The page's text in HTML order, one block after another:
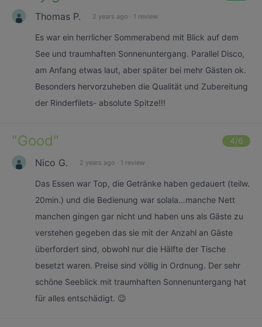
Thomas P. 2 years ago · 1 review
Es war ein herrlicher Sommerabend mit Blick auf dem
See und traumhaften Sonnenuntergang. Parallel Disco,
am Anfang etwas laut, aber später bei mehr Gästen ok.
Besonders hervorzuheben die Qualität und Zubereitung
der Rinderfilets- absolute Spitze!!!
"Good" 4/6
Nico G. 2 years ago · 1 review
Das Essen war Top, die Getränke haben gedauert (teilw.
20min.) und die Bedienung war solala…manche Nett
manchen gingen gar nicht und haben uns als Gäste zu
verstehen gegeben das sie mit der Anzahl an Gäste
überfordert sind, obwohl nur die Hälfte der Tische
besetzt waren. Preise sind völlig in Ordnung. Der sehr
schöne Seeblick mit traumhaften Sonnenuntergang hat
für alles entschädigt. 😉